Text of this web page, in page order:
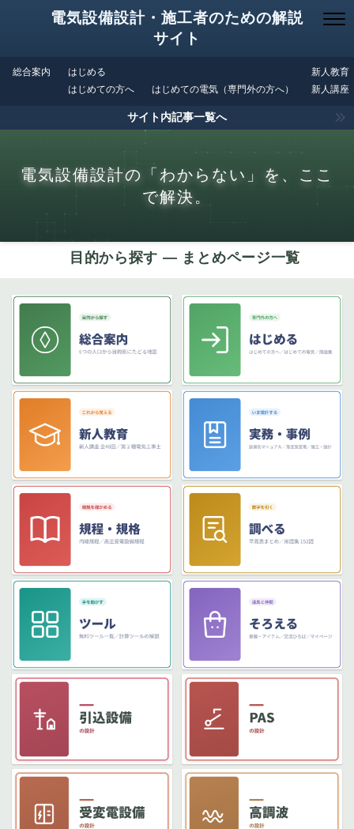
電気設備設計・施工者のための解説
サイト
総合案内
はじめる
はじめての方へ
はじめての電気（専門外の方へ）
新人教育
新人講座
サイト内記事一覧へ
電気設備設計の「わからない」を、ここ
で解決。